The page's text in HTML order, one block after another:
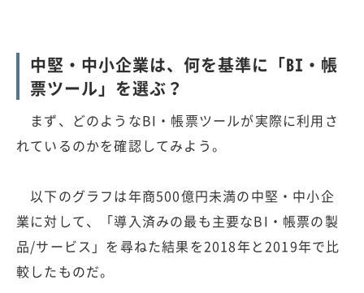
中堅・中小企業は、何を基準に「BI・帳
票ツール」を選ぶ？
まず、どのようなBI・帳票ツールが実際に利用さ
れているのかを確認してみよう。
以下のグラフは年商500億円未満の中堅・中小企
業に対して、「導入済みの最も主要なBI・帳票の製
品/サービス」を尋ねた結果を2018年と2019年で比
較したものだ。